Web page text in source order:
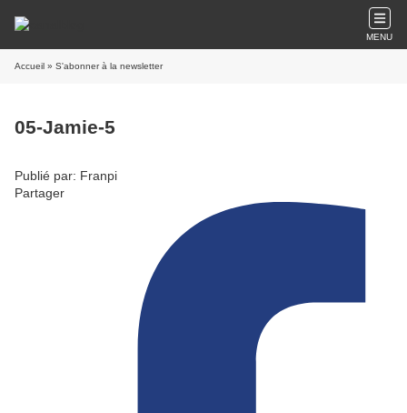
MENU
Accueil » S'abonner à la newsletter
05-Jamie-5
Publié par: Franpi
Partager